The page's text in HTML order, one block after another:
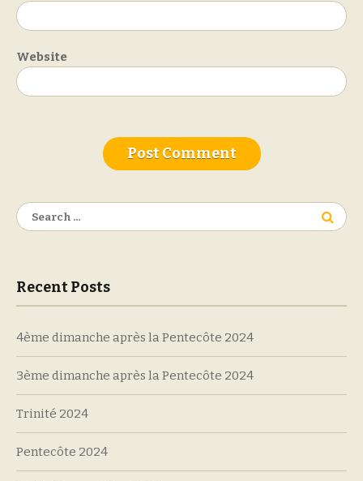
Website
Search
for:
Recent Posts
4ème dimanche après la Pentecôte 2024
3ème dimanche après la Pentecôte 2024
Trinité 2024
Pentecôte 2024